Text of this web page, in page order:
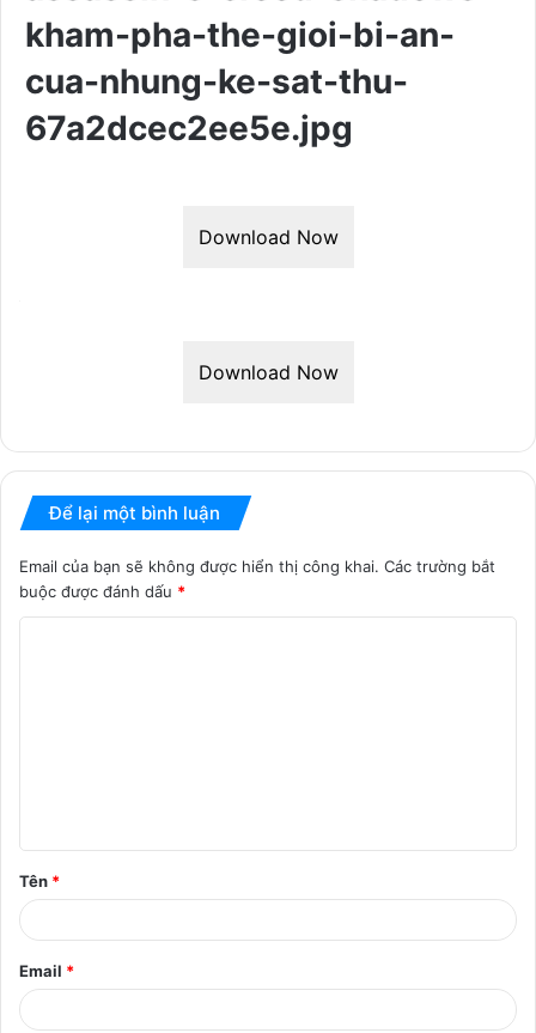
kham-pha-the-gioi-bi-an-
cua-nhung-ke-sat-thu-
67a2dcec2ee5e.jpg
Download Now
Download Now
Để lại một bình luận
Email của bạn sẽ không được hiển thị công khai. Các trường bắt
buộc được đánh dấu *
ậ
n
Tên *
Email *